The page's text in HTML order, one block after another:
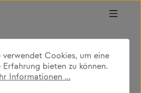
outdoor
verwendet Cookies, um eine
bieten zu können.
Informationen ...